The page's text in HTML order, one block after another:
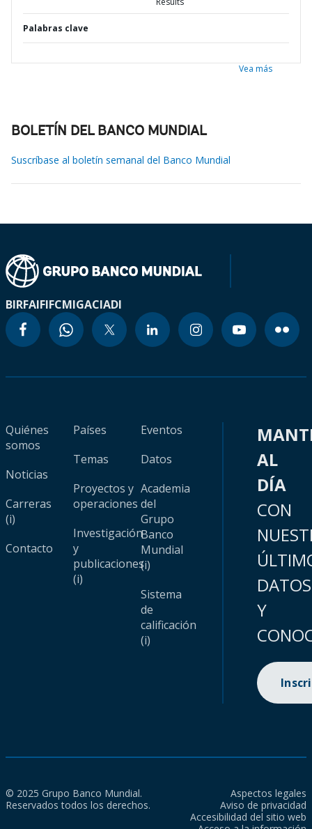
Palabras clave
Vea más
BOLETÍN DEL BANCO MUNDIAL
Suscríbase al boletín semanal del Banco Mundial
BIRFAIFIFCMIGACIADI
Quiénes
somos
Noticias
Carreras
(i)
Contacto
Países
Temas
Proyectos y
operaciones
Investigación
y
publicaciones
(i)
Eventos
Datos
Academia
del
Grupo
Banco
Mundial
(i)
Sistema
de
calificación
(i)
AL
DÍA
CON
DATOS
Y
© 2025 Grupo Banco Mundial.
Reservados todos los derechos.
Aspectos legales
Aviso de privacidad
Accesibilidad del sitio web